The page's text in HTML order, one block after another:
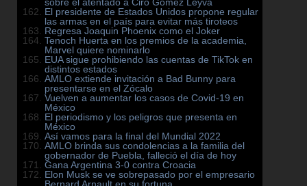
sobre el atentado a Ciro Gómez Leyva
El presidente de Estados Unidos propone regular
las armas en el país para evitar más tiroteos
Regresa Joaquin Phoenix como el Joker
Tenoch Huerta en los premios de la academia,
Marvel quiere nominarlo
EUA sigue prohibiendo las cuentas de TikTok en
distintos estados
AMLO extiende invitación a Bad Bunny para
presentarse en el Zócalo
Vuelven a aumentar los casos de Covid-19 en
México
El periodismo y los peligros que presenta en
México
Así vamos para la final del Mundial 2022
AMLO brinda sus condolencias a la familia del
gobernador de Puebla, falleció el día de hoy
Gana Argentina 3-0 contra Croacia
Elon Musk se ve sobrepasado por el empresario